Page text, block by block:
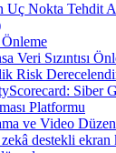
Uç Nokta Tehdit
Önleme
Veri Sızıntısı
Risk
Siber
Platformu
ve Video
destekli ekran